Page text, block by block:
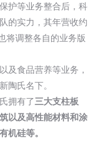
护等业务整合后，科
的实力，其年营收约
将调整各自的业务版
及食品营养等业务，
陶氏名下。
拥有了三大支柱板
以及高性能材料和涂
机硅等。